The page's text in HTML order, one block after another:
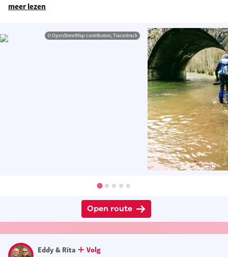
meer lezen
© OpenStreetMap contributors, Tracestrack
Open route
Eddy & Rita
Volg